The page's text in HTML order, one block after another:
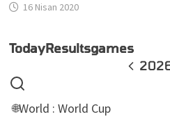
16 Nisan 2020
TodayResultsgames
🌐World : World Cup